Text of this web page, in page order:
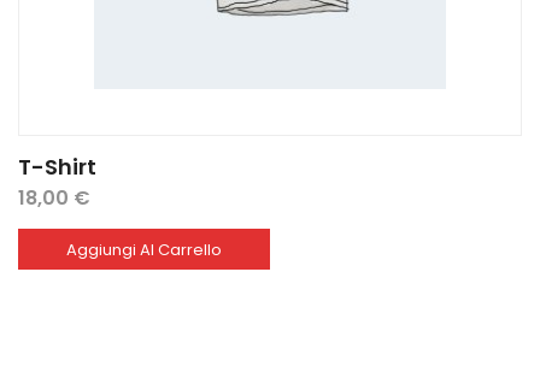
T-Shirt
18,00 €
Aggiungi Al Carrello